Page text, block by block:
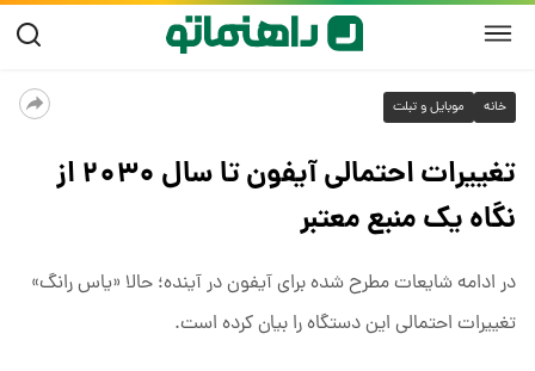
خانه موبایل و تبلت
تغییرات احتمالی آیفون تا سال ۲۰۳۰ از
نگاه یک منبع معتبر
در ادامه شایعات مطرح شده برای آیفون در آینده؛ حالا «یاس رانگ»
تغییرات احتمالی این دستگاه را بیان کرده است.